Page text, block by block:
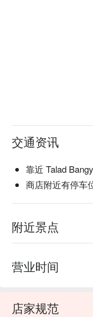
交通资讯
靠近 Talad
商店附近有停车
附近景点
营业时间
店家规范